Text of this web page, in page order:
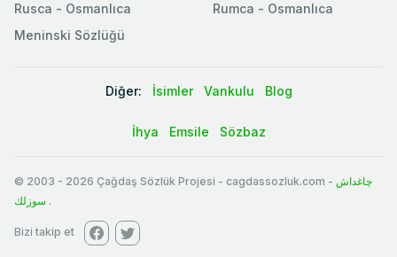
Rusca - Osmanlıca
Meninski Sözlüğü
Rumca - Osmanlıca
Diğer: İsimler Vankulu Blog
İhya Emsile Sözbaz
© 2003 - 2026 Çağdaş Sözlük Projesi - cagdassozluk.com - چاغداش
سوزلك .
Bizi takip et